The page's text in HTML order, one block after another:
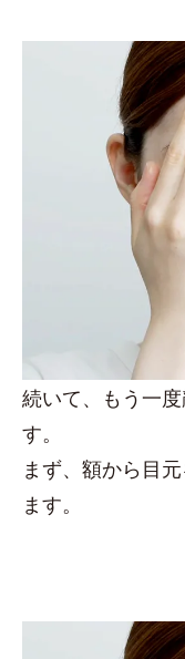
続いて、もう一
す。
まず、額から目
ます。